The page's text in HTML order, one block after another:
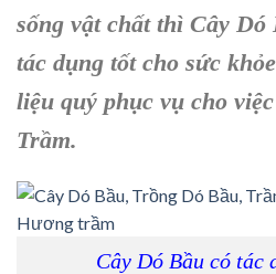
sống vật chất thì Cây Dó
tác dụng tốt cho sức
liệu quý phục vụ cho
Trầm.
Cây Dó Bầu có tác